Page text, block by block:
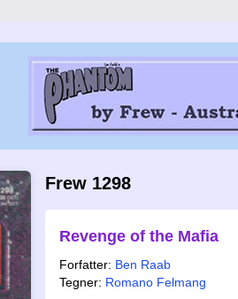
Frew 1298
Revenge of the Mafia
Forfatter: Ben Raab
Tegner: Romano Felmang